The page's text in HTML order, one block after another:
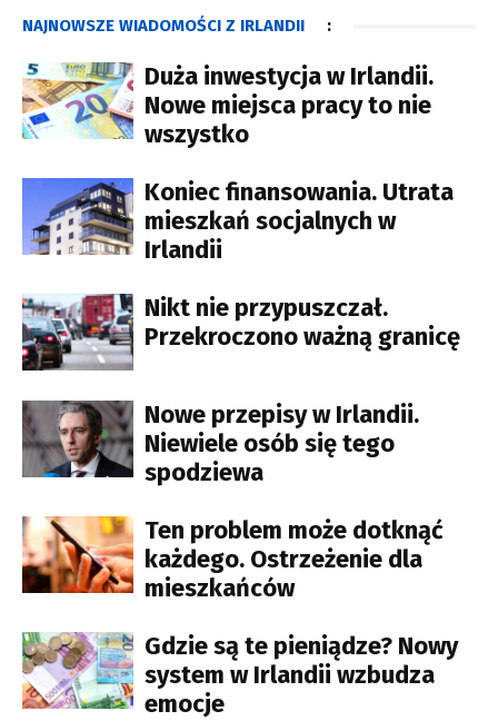
NAJNOWSZE WIADOMOŚCI Z IRLANDII :
Duża inwestycja w Irlandii.
Nowe miejsca pracy to nie
wszystko
Koniec finansowania. Utrata
mieszkań socjalnych w
Irlandii
Nikt nie przypuszczał.
Przekroczono ważną granicę
Nowe przepisy w Irlandii.
Niewiele osób się tego
spodziewa
Ten problem może dotknąć
każdego. Ostrzeżenie dla
mieszkańców
Gdzie są te pieniądze? Nowy
system w Irlandii wzbudza
emocje